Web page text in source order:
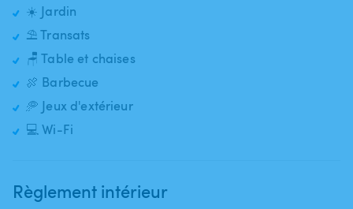
☀️ Jardin
⛱️ Transats
🪑 Table et chaises
🍖 Barbecue
🥏 Jeux d'extérieur
💻 Wi-Fi
Règlement intérieur